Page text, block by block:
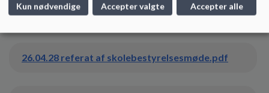
25.02.26 referat af skolebestyrelsesmøde.pdf
26.04.28 referat af skolebestyrelsesmøde.pdf
Kun nødvendige Accepter valgte Accepter alle